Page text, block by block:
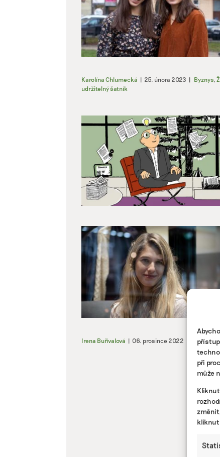
při
může
Karolína Chlumecká | 25. února 2023 | Byznys,
udržitelný šatník
Irena Buřívalová | 06. prosince 2022 Životní